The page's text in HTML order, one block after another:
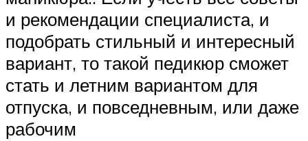
и рекомендации специалиста, и
подобрать стильный и интересный
вариант, то такой педикюр сможет
стать и летним вариантом для
отпуска, и повседневным, или даже
рабочим